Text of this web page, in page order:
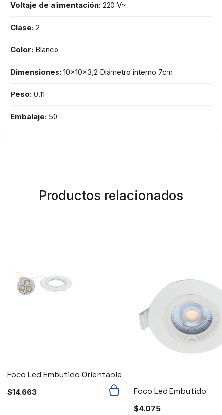
Voltaje de alimentación: 220 V~
Clase: 2
Color: Blanco
Dimensiones: 10x10x3,2 Diámetro interno 7cm
Peso: 0.11
Embalaje: 50
Productos relacionados
Foco Led Embutido Orientable
$14.663 Foco Led Embutido
$4.075